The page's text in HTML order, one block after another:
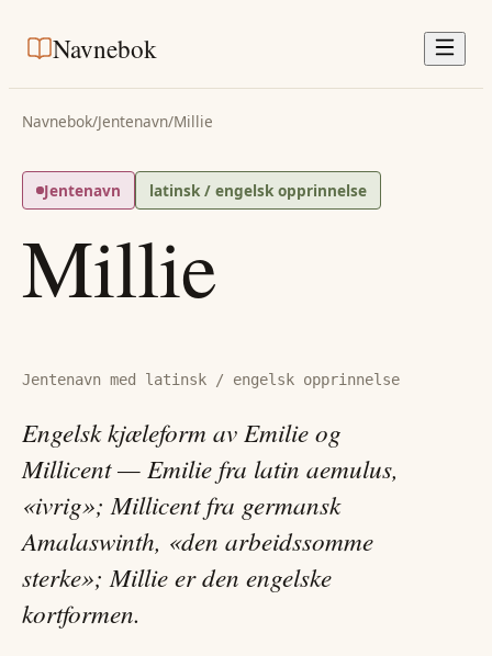
Navnebok
Navnebok/Jentenavn/Millie
Jentenavn latinsk / engelsk opprinnelse
Millie
Jentenavn med latinsk / engelsk opprinnelse
Engelsk kjæleform av Emilie og
Millicent — Emilie fra latin aemulus,
«ivrig»; Millicent fra germansk
Amalaswinth, «den arbeidssomme
sterke»; Millie er den engelske
kortformen.